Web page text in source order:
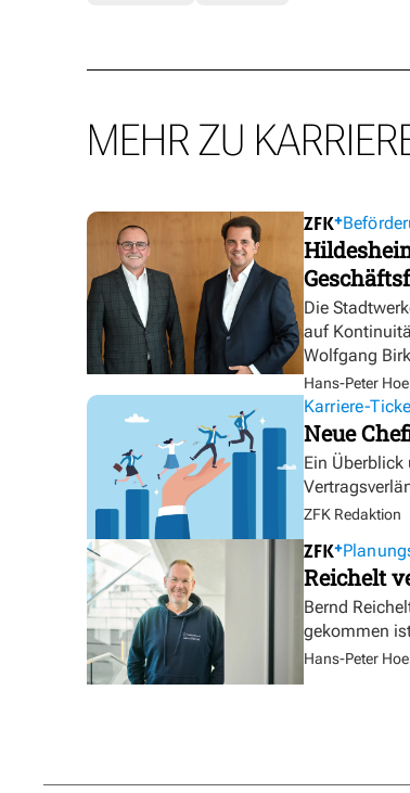
MEHR ZU
Die
auf
Wolfgang
Hans-Peter
Karriere-
Neue
Ein Überblick
ZFK Redaktion
Reichelt
Bernd
gekommen
Hans-Peter